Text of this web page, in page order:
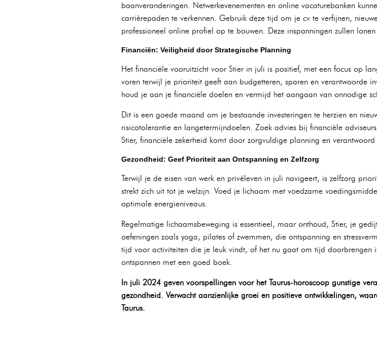
baanveranderingen. Netwerkevenementen en online vacaturebanken
carrièrepaden te verkennen. Gebruik deze tijd om je cv te verfijnen,
professioneel online profiel op te bouwen. Deze inspanningen zullen
Financiën: Veiligheid door Strategische Planning
Het financiële vooruitzicht voor Stier in juli is positief, met een focus op
voren terwijl je prioriteit geeft aan budgetteren, sparen en verantwoorde
houd je aan je financiële doelen en vermijd het aangaan van onnodige
Dit is een goede maand om je bestaande investeringen te herzien en
risicotolerantie en langetermijndoelen. Zoek advies bij financiële
Stier, financiële zekerheid komt door zorgvuldige planning en
Gezondheid: Geef Prioriteit aan Ontspanning en Zelfzorg
Terwijl je de eisen van werk en privéleven in juli navigeert, is zelfzorg
strekt zich uit tot je welzijn. Voed je lichaam met voedzame
optimale energieniveaus.
Regelmatige lichaamsbeweging is essentieel, maar onthoud, Stier, je
oefeningen zoals yoga, pilates of zwemmen, die ontspanning en
tijd voor activiteiten die je leuk vindt, of het nu gaat om tijd doorbrengen
ontspannen met een goed boek.
In juli 2024 geven voorspellingen voor het Taurus-horoscoop gunstige
gezondheid. Verwacht aanzienlijke groei en positieve ontwikkelingen,
Taurus.